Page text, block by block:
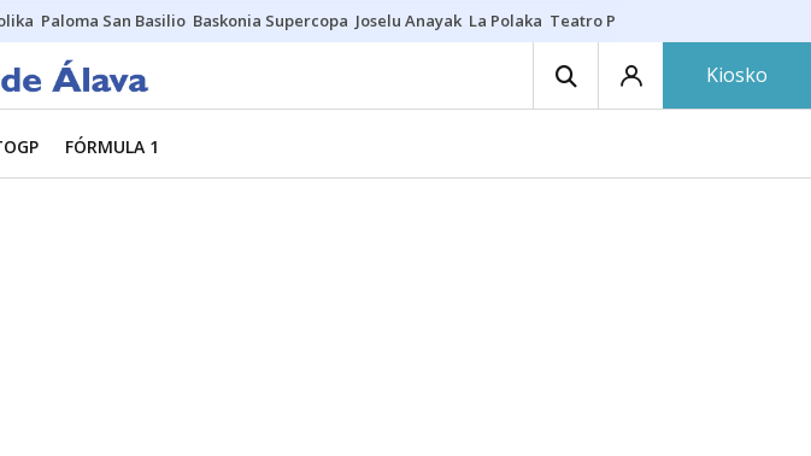
Paloma San Basilio Baskonia Supercopa Joselu Anayak La Polaka Teatro Principal
Kiosko
FÓRMULA 1